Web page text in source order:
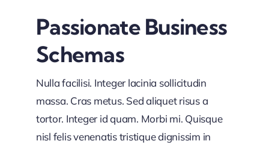
Passionate Business
Schemas
Nulla facilisi. Integer lacinia sollicitudin
massa. Cras metus. Sed aliquet risus a
tortor. Integer id quam. Morbi mi. Quisque
nisl felis venenatis tristique dignissim in